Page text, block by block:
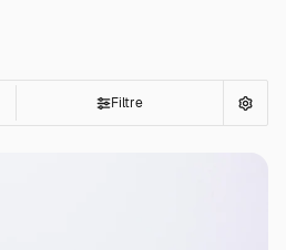
Filtre